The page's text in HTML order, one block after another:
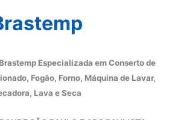
Especializada em Conserto de
Fogão, Forno, Máquina de Lavar,
Lava e Seca